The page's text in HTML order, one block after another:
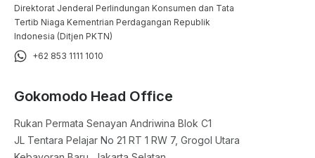
Direktorat Jenderal Perlindungan Konsumen dan Tata
Tertib Niaga Kementrian Perdagangan Republik
Indonesia (Ditjen PKTN)
+62 853 1111 1010
Gokomodo Head Office
Rukan Permata Senayan Andriwina Blok C1
JL Tentara Pelajar No 21 RT 1 RW 7, Grogol Utara